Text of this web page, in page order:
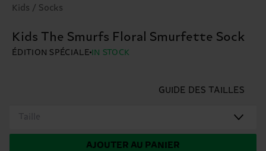
Kids / Socks
Kids The Smurfs Floral Smurfette Sock
ÉDITION SPÉCIALE IN STOCK
GUIDE DES TAILLES
Taille
AJOUTER AU PANIER